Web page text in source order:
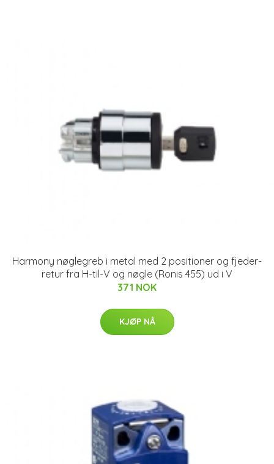
Harmony nøglegreb i metal med 2 positioner og fjeder-
retur fra H-til-V og nøgle (Ronis 455) ud i V
371 NOK
KJØP NÅ